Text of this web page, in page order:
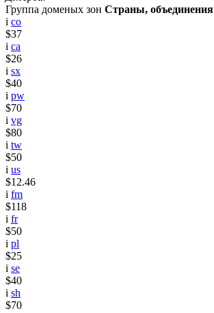
Группа доменых зон Страны, объединения
i co
$37
i ca
$26
i sx
$40
i pw
$70
i vg
$80
i tw
$50
i us
$12.46
i fm
$118
i fr
$50
i pl
$25
i se
$40
i sh
$70